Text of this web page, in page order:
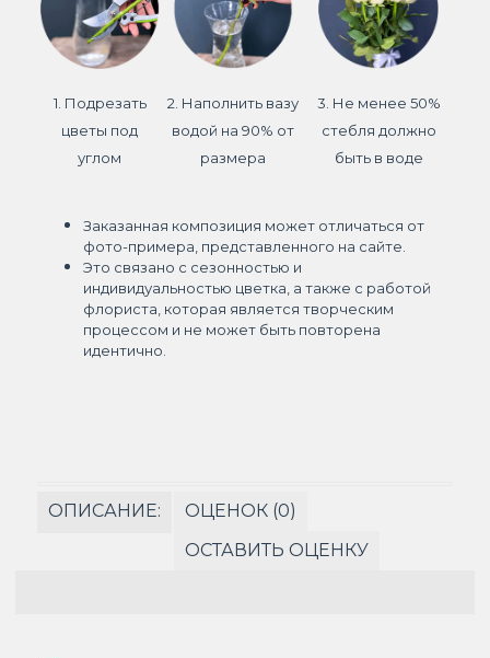
1. Подрезать
цветы под
углом
2. Наполнить вазу
водой на 90% от
размера
3. Не менее 50%
стебля должно
быть в воде
Заказанная композиция может отличаться от
фото-примера, представленного на сайте.
Это связано с сезонностью и
индивидуальностью цветка, а также с работой
флориста, которая является творческим
процессом и не может быть повторена
идентично.
ОПИСАНИЕ:
ОЦЕНОК (0)
ОСТАВИТЬ ОЦЕНКУ